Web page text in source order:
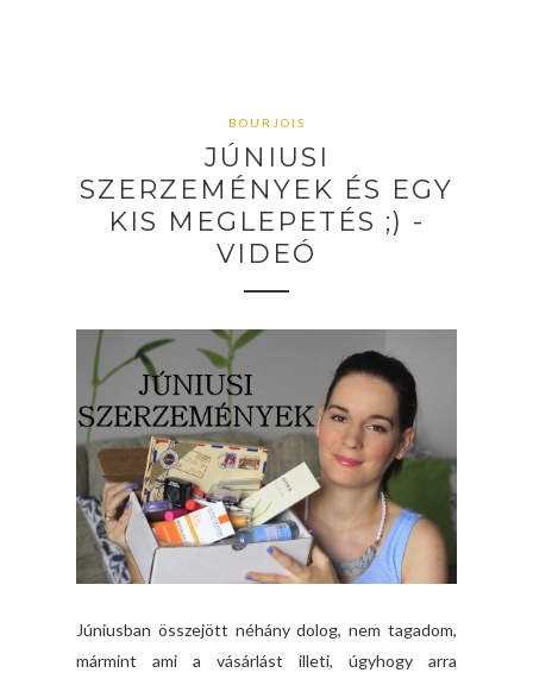
BOURJOIS
JÚNIUSI
SZERZEMÉNYEK ÉS EGY
KIS MEGLEPETÉS ;) -
VIDEÓ
Júniusban összejött néhány dolog, nem tagadom,
mármint ami a vásárlást illeti, úgyhogy arra